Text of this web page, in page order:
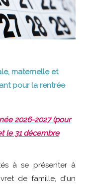
maternelle et
pour la rentrée
2026-2027 (pour
le 31 décembre
à se présenter à
de famille, d'un